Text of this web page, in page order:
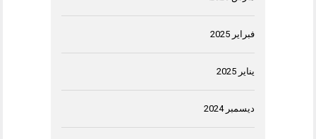
فبراير 2025
يناير 2025
ديسمبر 2024